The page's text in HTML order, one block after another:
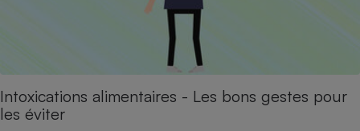
Intoxications alimentaires - Les bons gestes pour
les éviter